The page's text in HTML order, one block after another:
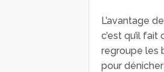
L’avantage
c’est qu’il
regroupe les
pour